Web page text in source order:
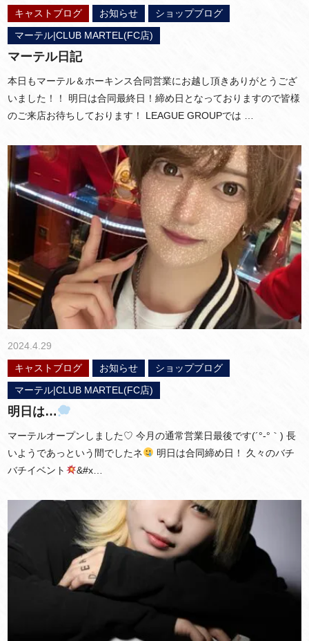
キャストブログ お知らせ
ショップブログ
マーテル|CLUB MARTEL(FC店)
マーテル日記
本日もマーテル＆ホーキンス合同営業にお越し頂きありがとうござ
いました！！ 明日は合同最終日！締め日となっておりますので皆様
のご来店お待ちしております！ LEAGUE GROUPでは …
2024.4.29
キャストブログ
お知らせ
ショップブログ
マーテル|CLUB MARTEL(FC店)
明日は…
マーテルオープンしました♡ 今月の通常営業日最後です(´°‐°｀) 長
いようであっという間でしたネ
明日は合同締め日！ 久々のバチ
バチイベント
&#x…